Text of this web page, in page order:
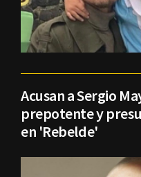
Acusan a Sergio
prepotente y
en 'Rebelde'